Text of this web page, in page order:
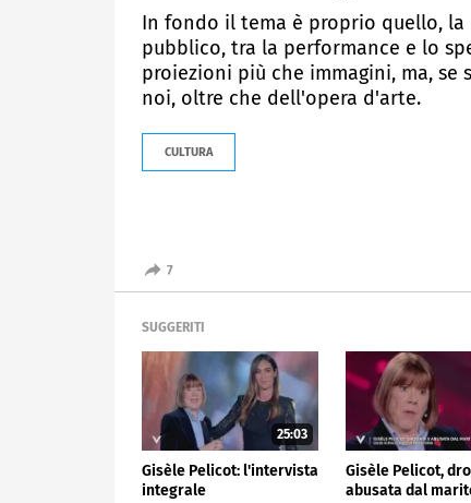
In fondo il tema è proprio quello,
pubblico, tra la performance e lo
proiezioni più che immagini, ma,
noi, oltre che dell'opera d'arte.
CULTURA
7
SUGGERITI
25:03
Gisèle Pelicot: l'intervista
integrale
Gisèle Pelicot,
abusata dal